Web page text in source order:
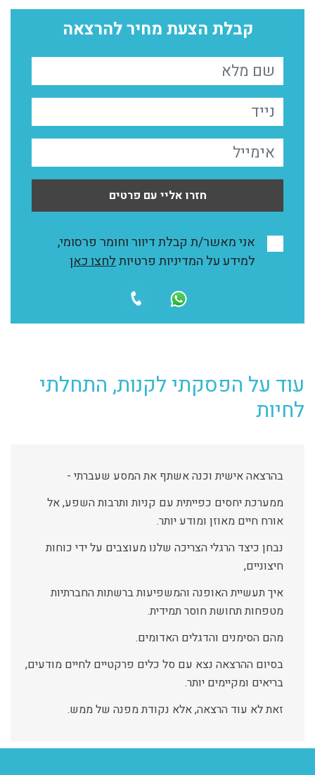
קבלת הצעת מחיר להרצאה
חזרו אליי עם פרטים
אני מאשר/ת קבלת דיוור וחומר פרסומי,
למידע על המדיניות פרטיותלחצו כאן
עוד על הפסקתי לקנות, התחלתי
לחיות
בהרצאה אישית וכנה אשתף את המסע שעברתי -
ממערכת יחסים כפייתית עם קניות ותרבות השפע, אל
אורח חיים מאוזן ומודע יותר.
נבחן כיצד הרגלי הצריכה שלנו מעוצבים על ידי כוחות
חיצוניים,
איך תעשיית האופנה והמשפיעות ברשתות החברתיות
מטפחות תחושת חוסר תמידית.
מהם הסימנים והדגלים האדומים.
בסיום ההרצאה נצא עם סל כלים פרקטיים לחיים מודעים,
בריאים ומקיימים יותר.
זאת לא עוד הרצאה, אלא נקודת מפנה של ממש.